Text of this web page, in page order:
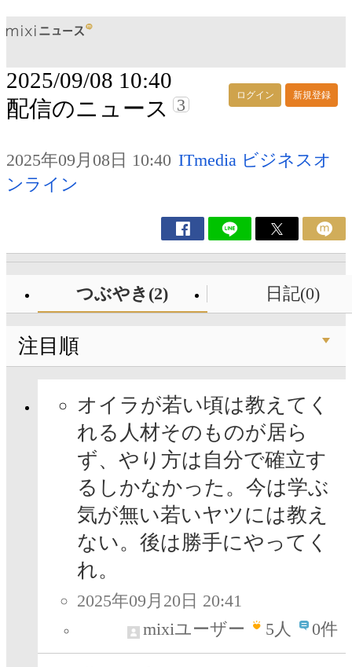
ログイン 新規登録
2025/09/08 10:40
配信のニュース
3
2025年09月08日 10:40 ITmedia ビジネスオ
ンライン
つぶやき(2) 日記(0)
注目順
オイラが若い頃は教えてく
れる人材そのものが居ら
ず、やり方は自分で確立す
るしかなかった。今は学ぶ
気が無い若いヤツには教え
ない。後は勝手にやってく
れ。
2025年09月20日 20:41
mixiユーザー
5人 0件